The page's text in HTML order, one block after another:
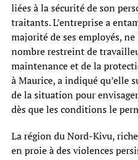
liées à la sécurité de son
traitants. L’entreprise a
majorité de ses employés,
nombre restreint de
maintenance et de la
à Maurice, a indiqué qu’elle
de la situation pour
dès que les conditions le
La région du Nord-Kivu,
en proie à des violences